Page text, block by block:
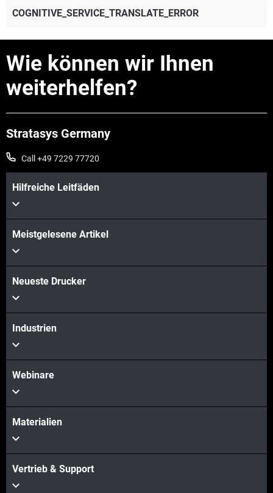
COGNITIVE_SERVICE_TRANSLATE_ERROR
Wie können wir Ihnen
weiterhelfen?
Stratasys Germany
Call +49 7229 77720
Hilfreiche Leitfäden
Meistgelesene Artikel
Neueste Drucker
Industrien
Webinare
Materialien
Vertrieb & Support